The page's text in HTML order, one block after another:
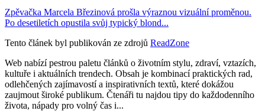
Zpěvačka Marcela Březinová prošla výraznou vizuální proměnou.
Po desetiletích opustila svůj typický blond...
Tento článek byl publikován ze zdrojů ReadZone
Web nabízí pestrou paletu článků o životním stylu, zdraví, vztazích,
kultuře i aktuálních trendech. Obsah je kombinací praktických rad,
odlehčených zajímavostí a inspirativních textů, které dokážou
zaujmout široké publikum. Čtenáři tu najdou tipy do každodenního
života, nápady pro volný čas i...